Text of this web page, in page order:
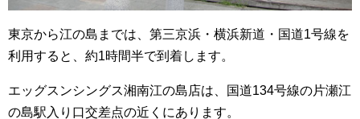
東京から江の島までは、第三京浜・横浜新道・国道1号線を
利用すると、約1時間半で到着します。
エッグスンシングス湘南江の島店は、国道134号線の片瀬江
の島駅入り口交差点の近くにあります。